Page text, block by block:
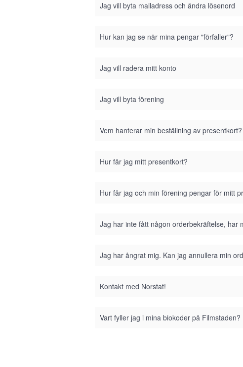
Jag vill byta mailadress och ändra lösenord
Hur kan jag se när mina pengar "förfaller"?
Jag vill radera mitt konto
Jag vill byta förening
Vem hanterar min beställning av presentkort?
Hur får jag mitt presentkort?
Hur får jag och min förening pengar för mitt
Jag har inte fått någon orderbekräftelse, har
Jag har ångrat mig. Kan jag annullera min
Kontakt med Norstat!
Vart fyller jag i mina biokoder på Filmstaden?